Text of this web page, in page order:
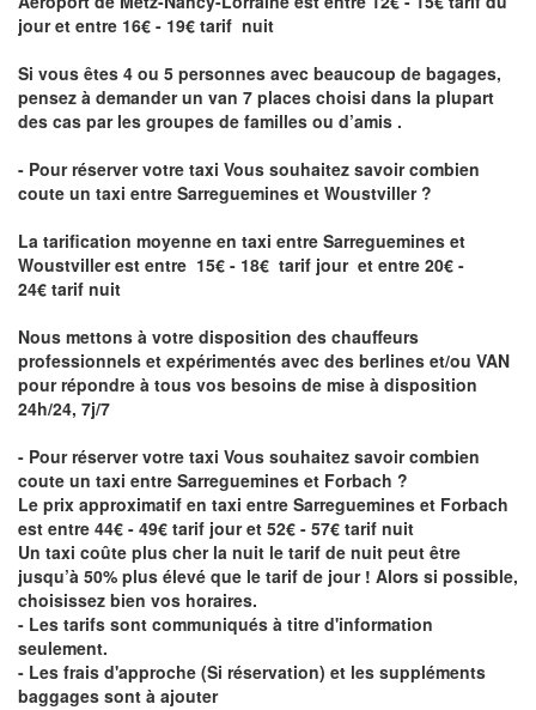
jour et entre 16€ - 19€ tarif nuit
Si vous êtes 4 ou 5 personnes avec beaucoup de bagages,
pensez à demander un van 7 places choisi dans la plupart
des cas par les groupes de familles ou d’amis .
- Pour réserver votre taxi Vous souhaitez savoircombien
coute un taxi entre Sarreguemines et Woustviller ?
La tarification moyenne en taxi entre Sarreguemines et
Woustviller est entre 15€ - 18€ tarif jour et entre 20€ -
24€ tarif nuit
Nous mettons à votre disposition des chauffeurs
professionnels et expérimentés avec des berlines et/ou VAN
pour répondre à tous vos besoins de mise à disposition
24h/24, 7j/7
- Pour réserver votre taxi Vous souhaitez savoircombien
coute un taxi entre Sarreguemines et Forbach ?
Le prix approximatif en taxi entre Sarreguemines et Forbach
est entre 44€ - 49€ tarif jour et 52€ - 57€ tarif nuit
Un taxi coûte plus cher la nuit le tarif de nuit peut être
jusqu’à 50% plus élevé que le tarif de jour ! Alors si possible,
choisissez bien vos horaires.
- Les tarifs sont communiqués à titre d'information
seulement.
- Les frais d'approche (Si réservation) et les suppléments
baggages sont à ajouter